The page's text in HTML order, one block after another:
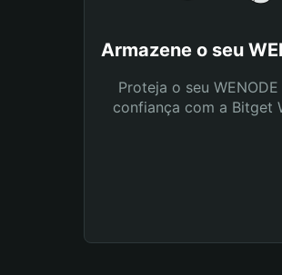
Armazene o seu
Proteja o seu
confiança com a Bitget